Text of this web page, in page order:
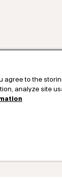
agree to the
analyze site